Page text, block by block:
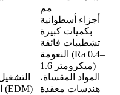
مم
أجزاء أسطوانية
بكميات كبيرة
تشطيبات فائقة
النعومة (Ra 0.4–
1.6 ميكرومتر)
الكهربائي (EDM)
المواد المقساة،
هندسات معقدة